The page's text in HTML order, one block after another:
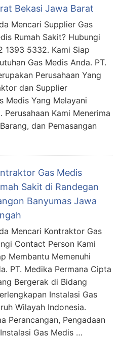
Bekasi Jawa Barat
Mencari Supplier Gas
Rumah Sakit? Hubungi
1393 5332. Kami Siap
Gas Medis Anda. PT.
Perusahaan Yang
dan Supplier
Medis Yang Melayani
Perusahaan Kami Menerima
dan Pemasangan
Gas Medis
Sakit di Randegan
Banyumas Jawa
Mencari Kontraktor Gas
Contact Person Kami
Membantu Memenuhi
PT. Medika Permana Cipta
Bergerak di Bidang
Instalasi Gas
Wilayah Indonesia.
Perancangan, Pengadaan
Gas Medis …